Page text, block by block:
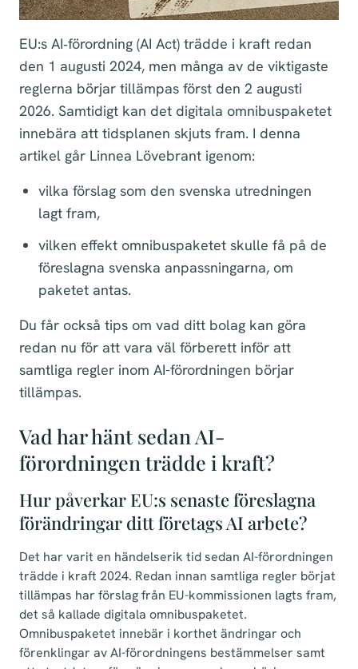
EU:s AI‑förordning (AI Act) trädde i kraft redan
den 1 augusti 2024, men många av de viktigaste
reglerna börjar tillämpas först den 2 augusti
2026. Samtidigt kan det digitala omnibuspaketet
innebära att tidsplanen skjuts fram. I denna
artikel går Linnea Lövebrant igenom:
vilka förslag som den svenska utredningen
lagt fram,
vilken effekt omnibuspaketet skulle få på de
föreslagna svenska anpassningarna, om
paketet antas.
Du får också tips om vad ditt bolag kan göra
redan nu för att vara väl förberett inför att
samtliga regler inom AI-förordningen börjar
tillämpas.
Vad har hänt sedan AI-
förordningen trädde i kraft?
Hur påverkar EU:s senaste föreslagna
förändringar ditt företags AI arbete?
Det har varit en händelserik tid sedan AI-förordningen
trädde i kraft 2024. Redan innan samtliga regler börjat
tillämpas har förslag från EU-kommissionen lagts fram,
det så kallade digitala omnibuspaketet.
Omnibuspaketet innebär i korthet ändringar och
förenklingar av AI-förordningens bestämmelser samt